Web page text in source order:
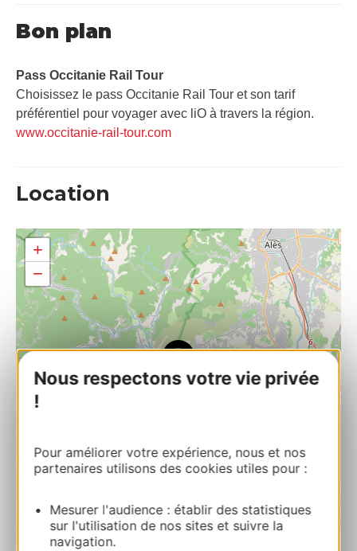
Nous respectons votre vie privée
!
Pour améliorer votre expérience, nous et nos
partenaires utilisons des cookies utiles pour :
Mesurer l'audience : établir des statistiques
sur l'utilisation de nos sites et suivre la
navigation.
Bon plan
Pass Occitanie Rail Tour​
Choisissez le pass Occitanie Rail Tour et son tarif
préférentiel pour voyager avec liO à travers la région.
www.occitanie-rail-tour.com
Location
+
−